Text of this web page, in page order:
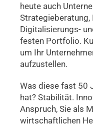
heute auch
Digitalisierungs-
festen Portfolio.
um Ihr
aufzustellen.
Was diese fast 50
hat? Stabilität.
Anspruch, Sie als
wirtschaftlichen